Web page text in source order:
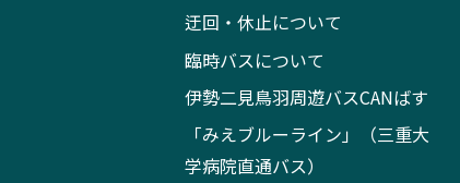
迂回・休止について
臨時バスについて
伊勢二見鳥羽周遊バスCANばす
「みえブルーライン」（三重大
学病院直通バス）